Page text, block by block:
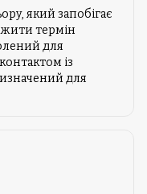
який запобігає
термін
для
із
для